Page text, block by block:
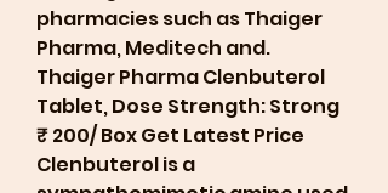
pharmacies such as Thaiger
Pharma, Meditech and.
Thaiger Pharma Clenbuterol
Tablet, Dose Strength: Strong
₹ 200/ Box Get Latest Price
Clenbuterol is a